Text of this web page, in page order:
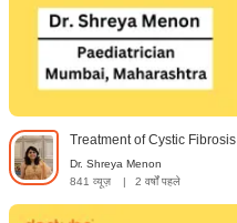
Treatment of Cystic Fibrosis
Dr. Shreya Menon
841 व्यूज़
| 2 वर्षों पहले